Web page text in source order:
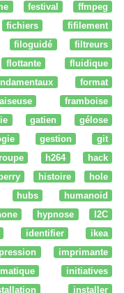
festival
ffmpeg
fichiers
fifilement
filoguidé
filtreurs
flottante
fluidique
format
framboise
gatien
gélose
gestion
git
h264
hack
histoire
hole
hubs
humanoid
hypnose
I2C
identifier
ikea
imprimante
initiatives
installer